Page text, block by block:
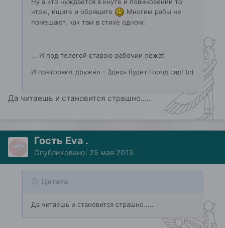
чтож, ищите и обрящите
Многим рабы не
помешают, как там в стихе одном:
... И под телегой старою рабочии лежат
И повторяют дружно - Здесь будет город сад! (с)
Да читаешь и становится страшно.....
Гость Eva .
Опубликовано: 25 мая 2013
Цитата
Да читаешь и становится страшно.....